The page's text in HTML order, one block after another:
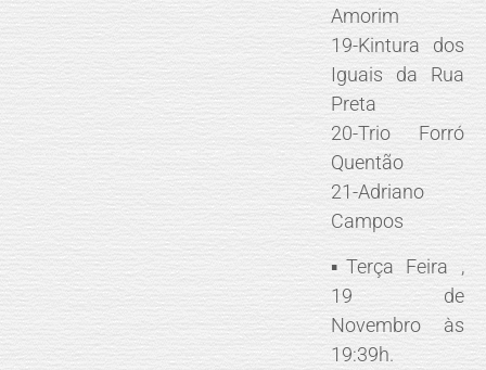
Amorim
19-Kintura dos
Iguais da Rua
Preta
20-Trio Forró
Quentão
21-Adriano
Campos
▪️Terça Feira ,
19 de
Novembro às
19:39h.